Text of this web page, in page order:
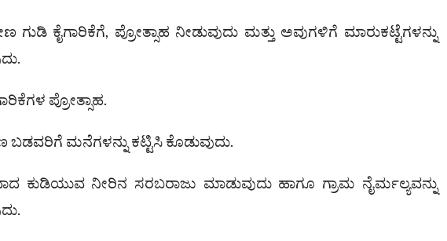
ಗುಡಿ ಕೈಗಾರಿಕೆಗೆ, ಪ್ರೋತ್ಸಾಹ ನೀಡುವುದು ಮತ್ತು ಅವುಗಳಿಗೆ ಮಾರುಕಟ್ಟೆಗಳನ್ನು
ಪ್ರೋತ್ಸಾಹ.
ಬಡವರಿಗೆ ಮನೆಗಳನ್ನು ಕಟ್ಟಿಸಿ ಕೊಡುವುದು.
ಕುಡಿಯುವ ನೀರಿನ ಸರಬರಾಜು ಮಾಡುವುದು ಹಾಗೂ ಗ್ರಾಮ ನೈರ್ಮಲ್ಯವನ್ನು